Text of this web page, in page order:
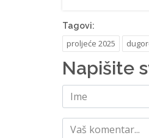
Tagovi:
proljeće 2025
Napišite